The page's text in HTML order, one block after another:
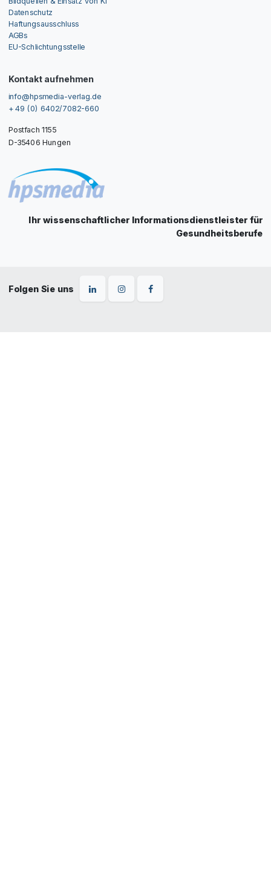
Datenschutz
Haftungsausschluss
AGBs
EU-Schlichtungsstelle
Kontakt aufnehmen
info@hpsmedia-verlag.de
+ 49 (0) 6402/7082-660
Postfach 1155
D-35406 Hungen
Ihr wissenschaftlicher Informationsdienstleister für
Gesundheitsberufe
Folgen Sie uns